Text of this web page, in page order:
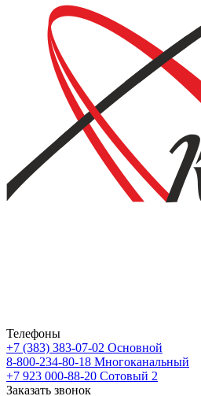
Телефоны
+7 (383) 383-07-02 Основной
8-800-234-80-18 Многоканальный
+7 923 000-88-20 Сотовый 2
Заказать звонок